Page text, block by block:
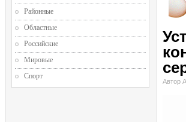
Автор
Районные
Областные
Российские
Мировые
Спорт